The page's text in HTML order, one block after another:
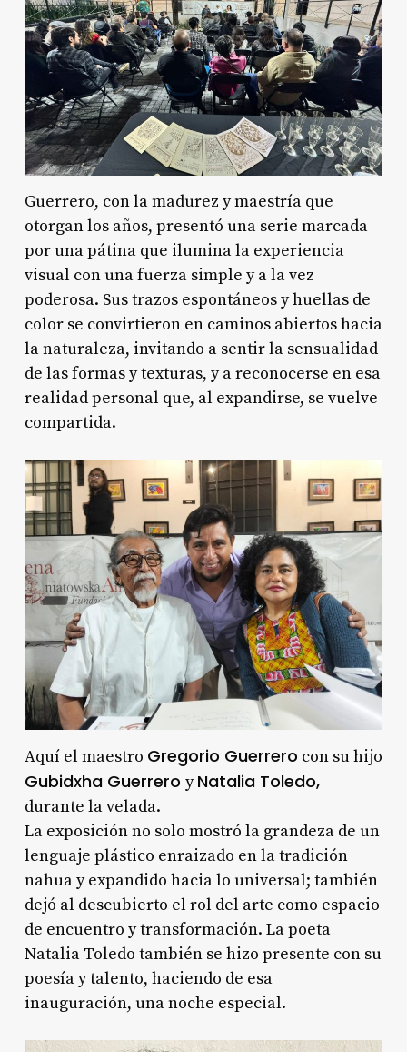
Guerrero, con la madurez y maestría que
otorgan los años, presentó una serie marcada
por una pátina que ilumina la experiencia
visual con una fuerza simple y a la vez
poderosa. Sus trazos espontáneos y huellas de
color se convirtieron en caminos abiertos hacia
la naturaleza, invitando a sentir la sensualidad
de las formas y texturas, y a reconocerse en esa
realidad personal que, al expandirse, se vuelve
compartida.
Aquí el maestro Gregorio Guerrero con su hijo
Gubidxha Guerrero yNatalia Toledo,
durante la velada.
La exposición no solo mostró la grandeza de un
lenguaje plástico enraizado en la tradición
nahua y expandido hacia lo universal; también
dejó al descubierto el rol del arte como espacio
de encuentro y transformación. La poeta
Natalia Toledo también se hizo presente con su
poesía y talento, haciendo de esa
inauguración, una noche especial.